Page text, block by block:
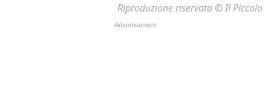
Riproduzione riservata © Il Piccolo